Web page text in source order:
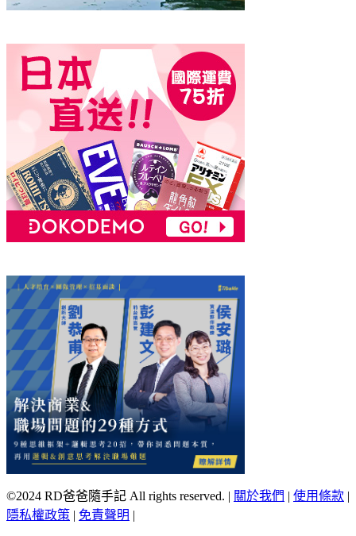
©2024 RD爸爸隨手記 All rights reserved. | 關於我們 | 使用條款 |
隱私權政策 | 免責聲明 |